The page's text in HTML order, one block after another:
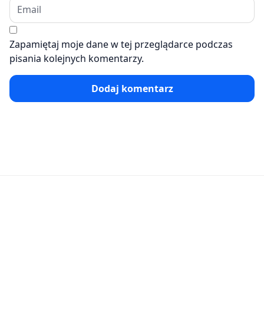
Zapamiętaj moje dane w tej przeglądarce podczas
pisania kolejnych komentarzy.
Dodaj komentarz